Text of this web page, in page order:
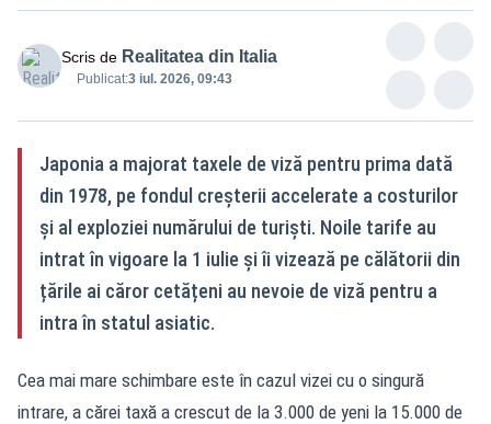
Scris de Realitatea din Italia
Publicat:3 iul. 2026, 09:43
Japonia a majorat taxele de viză pentru prima dată
din 1978, pe fondul creșterii accelerate a costurilor
și al exploziei numărului de turiști. Noile tarife au
intrat în vigoare la 1 iulie și îi vizează pe călătorii din
țările ai căror cetățeni au nevoie de viză pentru a
intra în statul asiatic.
Cea mai mare schimbare este în cazul vizei cu o singură
intrare, a cărei taxă a crescut de la 3.000 de yeni la 15.000 de